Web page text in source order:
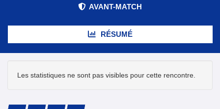
AVANT-MATCH
RÉSUMÉ
Les statistiques ne sont pas visibles pour cette rencontre.